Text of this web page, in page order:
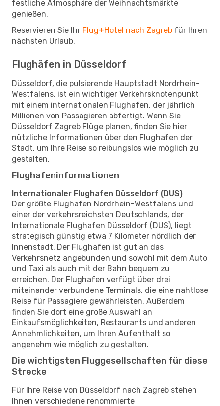
festliche Atmosphäre der Weihnachtsmärkte
genießen.
Reservieren Sie Ihr Flug+Hotel nach Zagreb für Ihren
nächsten Urlaub.
Flughäfen in Düsseldorf
Düsseldorf, die pulsierende Hauptstadt Nordrhein-
Westfalens, ist ein wichtiger Verkehrsknotenpunkt
mit einem internationalen Flughafen, der jährlich
Millionen von Passagieren abfertigt. Wenn Sie
Düsseldorf Zagreb Flüge planen, finden Sie hier
nützliche Informationen über den Flughafen der
Stadt, um Ihre Reise so reibungslos wie möglich zu
gestalten.
Flughafeninformationen
Internationaler Flughafen Düsseldorf (DUS)
Der größte Flughafen Nordrhein-Westfalens und
einer der verkehrsreichsten Deutschlands, der
Internationale Flughafen Düsseldorf (DUS), liegt
strategisch günstig etwa 7 Kilometer nördlich der
Innenstadt. Der Flughafen ist gut an das
Verkehrsnetz angebunden und sowohl mit dem Auto
und Taxi als auch mit der Bahn bequem zu
erreichen. Der Flughafen verfügt über drei
miteinander verbundene Terminals, die eine nahtlose
Reise für Passagiere gewährleisten. Außerdem
finden Sie dort eine große Auswahl an
Einkaufsmöglichkeiten, Restaurants und anderen
Annehmlichkeiten, um Ihren Aufenthalt so
angenehm wie möglich zu gestalten.
Die wichtigsten Fluggesellschaften für diese
Strecke
Für Ihre Reise von Düsseldorf nach Zagreb stehen
Ihnen verschiedene renommierte